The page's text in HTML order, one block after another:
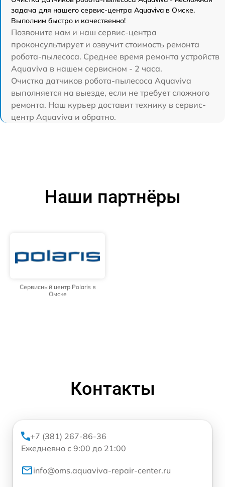
задача для нашего сервис-центра Aquaviva в Омске.
Выполним быстро и качественно!
Позвоните нам и наш сервис-центра
проконсультирует и озвучит стоимость ремонта
робота-пылесоса. Среднее время ремонта устройств
Aquaviva в нашем сервисном - 2 часа.
Очистка датчиков робота-пылесоса Aquaviva
выполняется на выезде, если не требует сложного
ремонта. Наш курьер доставит технику в сервис-
центр Aquaviva и обратно.
Наши партнёры
Сервисный центр Polaris в
Омске
Контакты
+7 (381) 267-86-36
Ежедневно с 9:00 до 21:00
info@oms.aquaviva-repair-center.ru